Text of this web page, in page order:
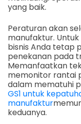
yang baik.
Peraturan akan
manufaktur.
bisnis Anda tetap
penekanan pada
Memanfaatkan
memonitor rantai
dalam mematuhi
GS1 untuk
manufaktur
keduanya.